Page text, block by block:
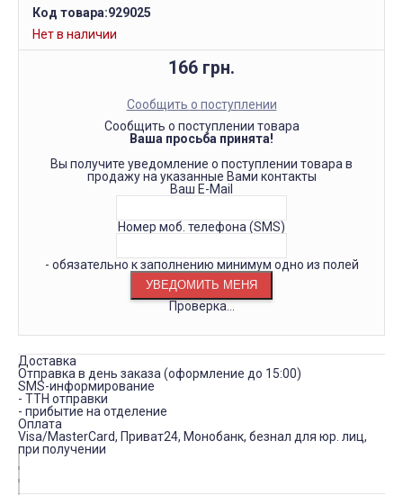
Код товара:929025
Нет в наличии
166 грн.
Сообщить о поступлении
Сообщить о поступлении товара
Ваша просьба принята!
Вы получите уведомление о поступлении товара в
продажу на указанные Вами контакты
Ваш E-Mail
Номер моб. телефона (SMS)
- обязательно к заполнению минимум одно из полей
Проверка...
Доставка
Отправка в день заказа (оформление до 15:00)
SMS-информирование
- ТТН отправки
- прибытие на отделение
Оплата
Visa/MasterCard, Приват24, Монобанк, безнал для юр. лиц,
при получении